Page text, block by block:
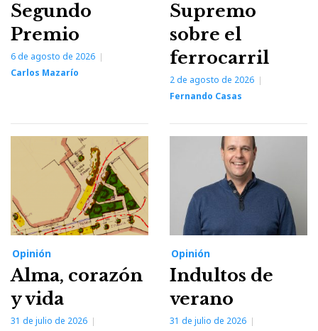
Segundo
Premio
6 de agosto de 2026
Carlos Mazarío
Supremo
sobre el
ferrocarril
2 de agosto de 2026
Fernando Casas
Opinión
Alma, corazón
y vida
31 de julio de 2026
Opinión
Indultos de
verano
31 de julio de 2026